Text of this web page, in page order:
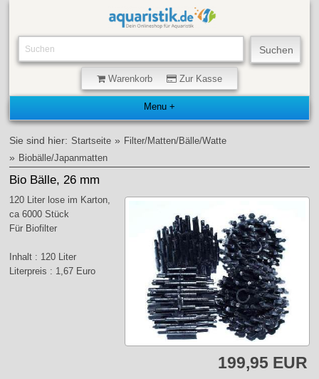
Warenkorb Zur Kasse
Sie sind hier: Startseite » Filter/Matten/Bälle/Watte
» Biobälle/Japanmatten
Bio Bälle, 26 mm
120 Liter lose im Karton,
ca 6000 Stück
Für Biofilter
Inhalt : 120 Liter
Literpreis : 1,67 Euro
199,95 EUR